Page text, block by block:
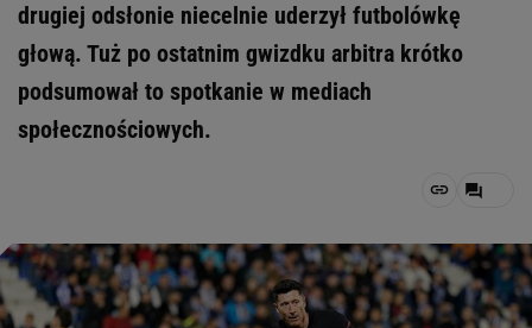
drugiej odsłonie niecelnie uderzył futbolówkę
głową. Tuż po ostatnim gwizdku arbitra krótko
podsumował to spotkanie w mediach
społecznościowych.